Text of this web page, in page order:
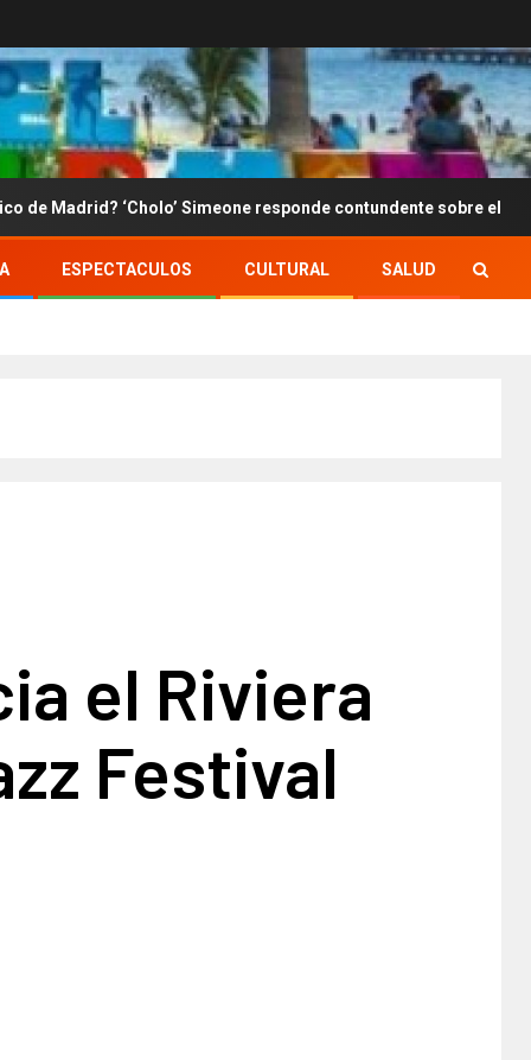
‘Cholo’ Simeone responde contundente sobre el futuro de Julián
ESPECTACULOS CULTURAL SALUD
el Riviera
Festival